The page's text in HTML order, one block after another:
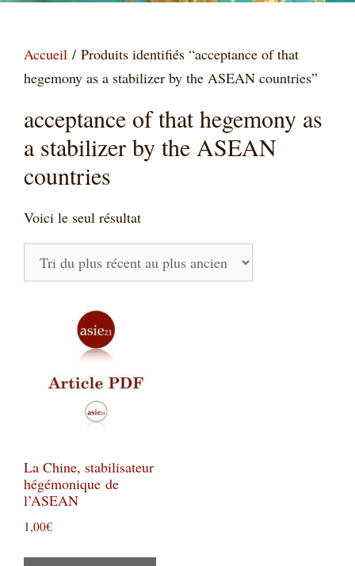
Accueil / Produits identifiés “acceptance of that
hegemony as a stabilizer by the ASEAN countries”
acceptance of that hegemony as
a stabilizer by the ASEAN
countries
Voici le seul résultat
La Chine, stabilisateur
hégémonique de
l’ASEAN
1,00€